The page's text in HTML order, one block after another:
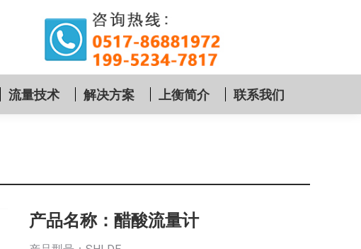
流量技术 解决方案 上衡简介 联系我们
产品名称：醋酸流量计